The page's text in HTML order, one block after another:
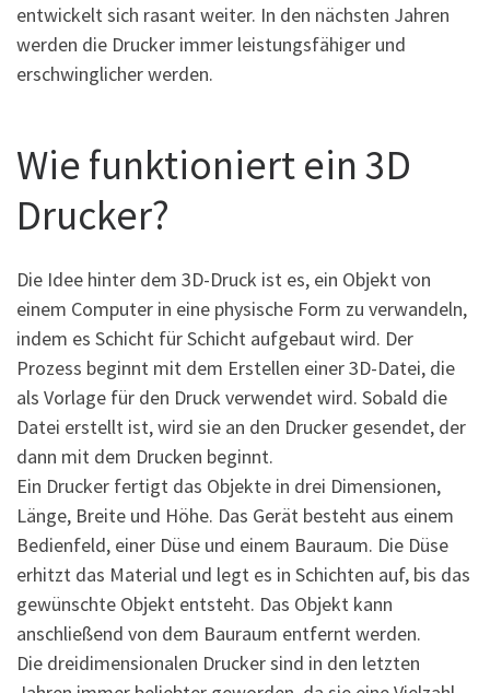
entwickelt sich rasant weiter. In den nächsten Jahren
werden die Drucker immer leistungsfähiger und
erschwinglicher werden.
Wie funktioniert ein 3D
Drucker?
Die Idee hinter dem 3D-Druck ist es, ein Objekt von
einem Computer in eine physische Form zu verwandeln,
indem es Schicht für Schicht aufgebaut wird. Der
Prozess beginnt mit dem Erstellen einer 3D-Datei, die
als Vorlage für den Druck verwendet wird. Sobald die
Datei erstellt ist, wird sie an den Drucker gesendet, der
dann mit dem Drucken beginnt.
Ein Drucker fertigt das Objekte in drei Dimensionen,
Länge, Breite und Höhe. Das Gerät besteht aus einem
Bedienfeld, einer Düse und einem Bauraum. Die Düse
erhitzt das Material und legt es in Schichten auf, bis das
gewünschte Objekt entsteht. Das Objekt kann
anschließend von dem Bauraum entfernt werden.
Die dreidimensionalen Drucker sind in den letzten